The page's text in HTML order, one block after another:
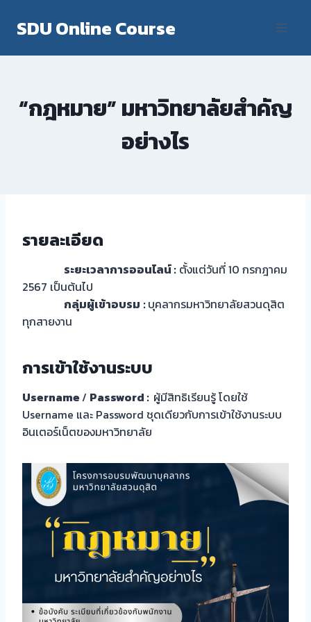
SDU Online Course
“กฎหมาย” มหาวิทยาลัยสำคัญ
อย่างไร
รายละเอียด
ระยะเวลาการออนไลน์ : ตั้งแต่วันที่ 10 กรกฎาคม
2567 เป็นต้นไป
กลุ่มผู้เข้าอบรม :บุคลากรมหาวิทยาลัยสวนดุสิต
ทุกสายงาน
การเข้าใช้งานระบบ
Username/ Password : ผู้มีสิทธิเรียนรู้ โดยใช้
Username และ Password ชุดเดียวกับการเข้าใช้งานระบบ
อินเตอร์เน็ตของมหาวิทยาลัย